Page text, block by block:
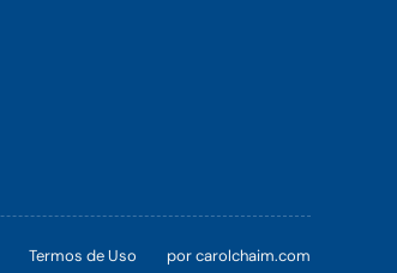
Termos de Uso por carolchaim.com